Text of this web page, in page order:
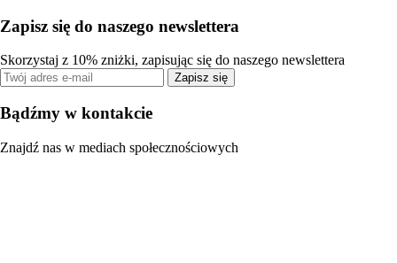
Zapisz się do naszego newslettera
Skorzystaj z 10% zniżki, zapisując się do naszego newslettera
Zapisz się
Bądźmy w kontakcie
Znajdź nas w mediach społecznościowych